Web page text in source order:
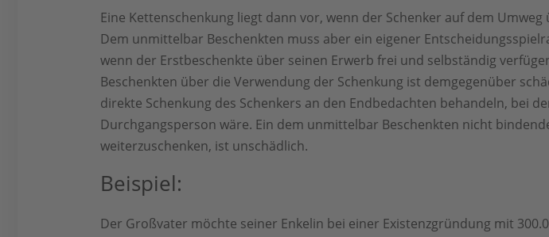
Eine Kettenschenkung liegt dann vor, wenn der Schenker auf dem
Dem unmittelbar Beschenkten muss aber ein eigener
wenn der Erstbeschenkte über seinen Erwerb frei und selbständig
Beschenkten über die Verwendung der Schenkung ist demgegenüber
direkte Schenkung des Schenkers an den Endbedachten behandeln, bei
Durchgangsperson wäre. Ein dem unmittelbar Beschenkten nicht
weiterzuschenken, ist unschädlich.
Beispiel:
Der Großvater möchte seiner Enkelin bei einer Existenzgründung mit